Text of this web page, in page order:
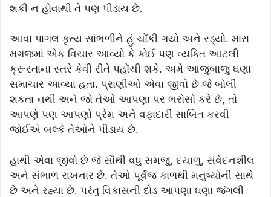
શકી ન હોવાથી તે પણ પીડાય છે.
આવા પાગલ કૃત્ય સાંભળીને હું ચોંકી ગયો અને રડ્યો. મારા
મગજમાં એક વિચાર આવ્યો કે કોઈ પણ વ્યક્તિ આટલી
ક્રૂરતાના સ્તરે કેવી રીતે પહોંચી શકે. અમે આજુબાજુ ઘણા
સમાચાર આવ્યા હતા. પ્રાણીઓ એવા જીવો છે જે બોલી
શકતા નથી અને જો તેઓ આપણા પર ભરોસો કરે છે, તો
આપણે પણ આપણો પ્રેમ અને વફાદારી સાબિત કરવી
જોઈએ બલ્કે તેઓને પીડાય છે.
હાથી એવા જીવો છે જે સૌથી વધુ સમજુ, દયાળુ, સંવેદનશીલ
અને સંભાળ રાખનાર છે. તેઓ પૂર્વજ કાળથી મનુષ્યોની સાથે
છે અને રહ્યા છે. પરંતુ વિકાસની દોડ આપણા ઘણા જંગલી